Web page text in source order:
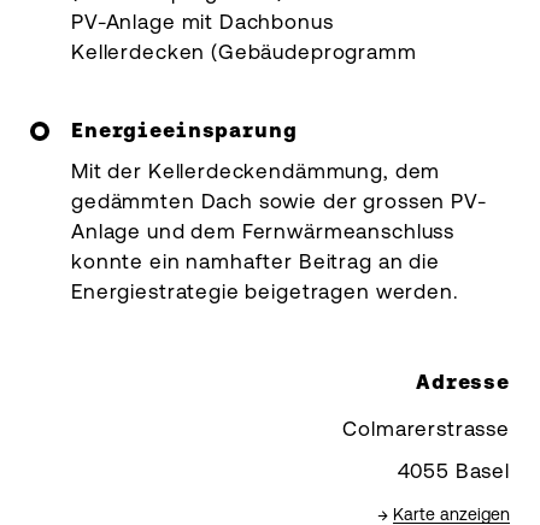
PV-Anlage mit Dachbonus
Kellerdecken (Gebäudeprogramm
Energieeinsparung
Mit der Kellerdeckendämmung, dem
gedämmten Dach sowie der grossen PV-
Anlage und dem Fernwärmeanschluss
konnte ein namhafter Beitrag an die
Energiestrategie beigetragen werden.
Adresse
Colmarerstrasse
4055 Basel
→ Karte anzeigen